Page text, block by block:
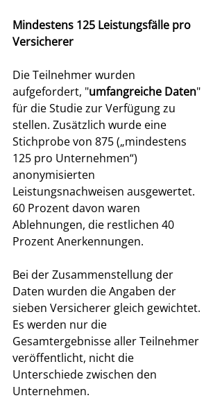
Mindestens 125 Leistungsfälle pro
Versicherer
Die Teilnehmer wurden
aufgefordert, "umfangreiche Daten"
für die Studie zur Verfügung zu
stellen. Zusätzlich wurde eine
Stichprobe von 875 („mindestens
125 pro Unternehmen“)
anonymisierten
Leistungsnachweisen ausgewertet.
60 Prozent davon waren
Ablehnungen, die restlichen 40
Prozent Anerkennungen.
Bei der Zusammenstellung der
Daten wurden die Angaben der
sieben Versicherer gleich gewichtet.
Es werden nur die
Gesamtergebnisse aller Teilnehmer
veröffentlicht, nicht die
Unterschiede zwischen den
Unternehmen.